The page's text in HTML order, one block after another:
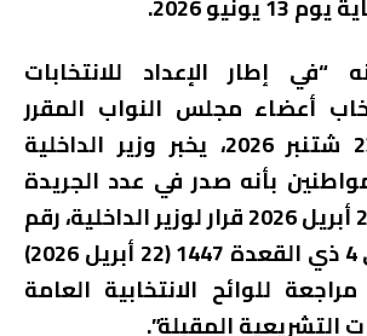
“في إطار الإعداد للانتخابات
أعضاء مجلس النواب المقرر
إجراؤها يوم 23 شتنبر 2026، يخبر وزير الداخلية
بأنه صدر في عدد الجريدة
الرسمية ليوم 23 أبريل 2026 قرار لوزير الداخلية، رقم
690.26 مؤرخ في 4 ذي القعدة 1447 (22 أبريل 2026)
للوائح الانتخابية العامة
التشريعية المقبلة”.